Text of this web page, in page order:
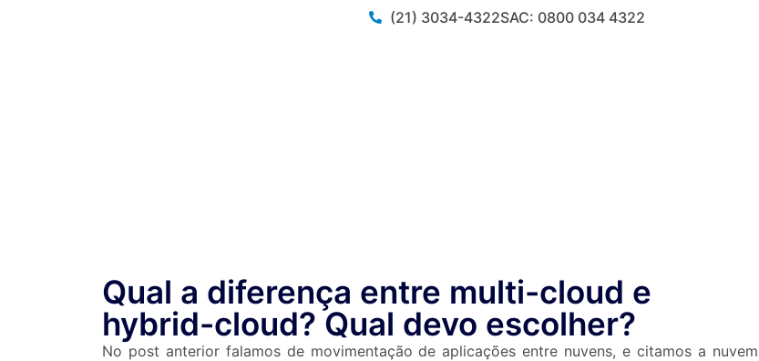
(21) 3034-4322SAC: 0800 034 4322
Qual a diferença entre multi-cloud e
hybrid-cloud? Qual devo escolher?
No post anterior falamos de movimentação de aplicações entre nuvens, e citamos a nuvem